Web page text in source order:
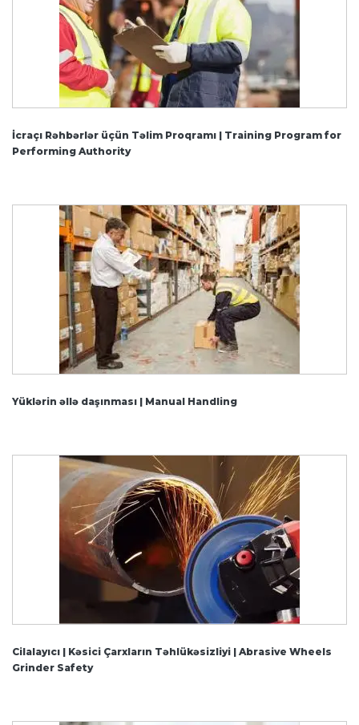
İcraçı Rəhbərlər üçün Təlim Proqramı | Training Program for
Performing Authority
Yüklərin əllə daşınması | Manual Handling
Cilalayıcı | Kəsici Çarxların Təhlükəsizliyi | Abrasive Wheels
Grinder Safety